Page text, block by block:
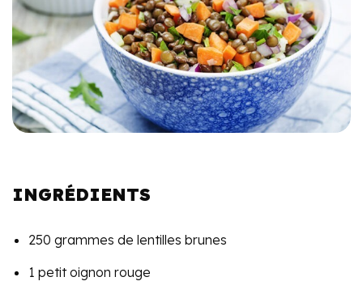
INGRÉDIENTS
250 grammes de lentilles brunes
1 petit oignon rouge